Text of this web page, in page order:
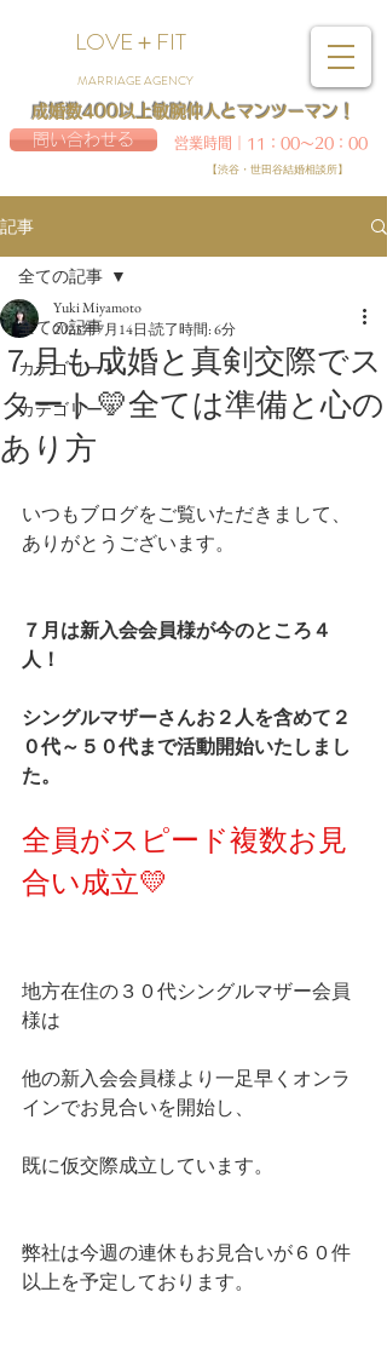
LOVE＋FIT
MARRIAGE AGENCY
問い合わせる
【渋谷・世田谷結婚相談所】
成婚数400以上敏腕仲人とマンツーマン！
営業時間｜11：00～20：00
記事
全ての記事
カテゴリー 1
カテゴリー 2
全ての記事
７月も成婚と真剣交際でス
タート💛全ては準備と心の
あり方
Yuki Miyamoto
2023年7月14日 読了時間: 6分
いつもブログをご覧いただきまして、
ありがとうございます。
７月は新入会会員様が今のところ４
人！
シングルマザーさんお２人を含めて２
０代～５０代まで活動開始いたしまし
た。
全員がスピード複数お見
合い成立💛
地方在住の３０代シングルマザー会員
様は
他の新入会会員様より一足早くオンラ
インでお見合いを開始し、
既に仮交際成立しています。
弊社は今週の連休もお見合いが６０件
以上を予定しております。